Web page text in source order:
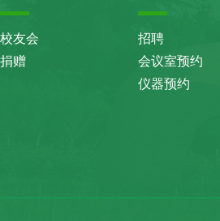
校友会
捐赠
招聘
会议室预约
仪器预约